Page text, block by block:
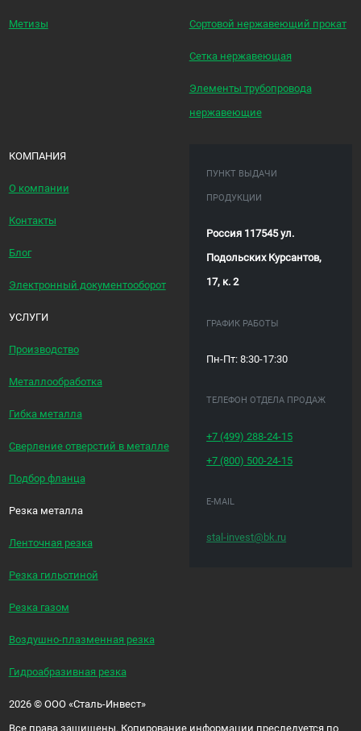
Метизы Сортовой нержавеющий прокат
Сетка нержавеющая
Элементы трубопровода
нержавеющие
КОМПАНИЯ
О компании
Контакты
Блог
Электронный документооборот
УСЛУГИ
Производство
Металлообработка
Гибка металла
Сверление отверстий в металле
Подбор фланца
Резка металла
Ленточная резка
Резка гильотиной
Резка газом
Воздушно-плазменная резка
Гидроабразивная резка
ПУНКТ ВЫДАЧИ
ПРОДУКЦИИ
Россия 117545 ул.
Подольских Курсантов,
17, к. 2
ГРАФИК РАБОТЫ
Пн-Пт: 8:30-17:30
ТЕЛЕФОН ОТДЕЛА ПРОДАЖ
+7 (499) 288-24-15
+7 (800) 500-24-15
E-MAIL
stal-invest@bk.ru
2026 ©ООО «Сталь-Инвест»
Все права защищены. Копирование информации преследуется по